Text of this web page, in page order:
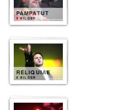
PAMPATUT
9 BILDER
RELIQUIAE
8 BILDER